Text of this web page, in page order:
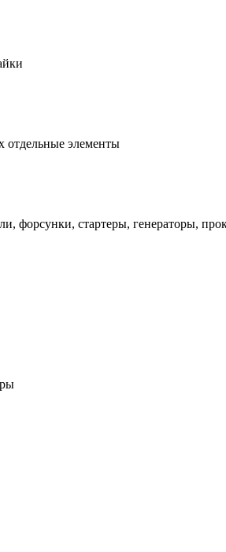
отдельные элементы
форсунки, стартеры, генераторы,